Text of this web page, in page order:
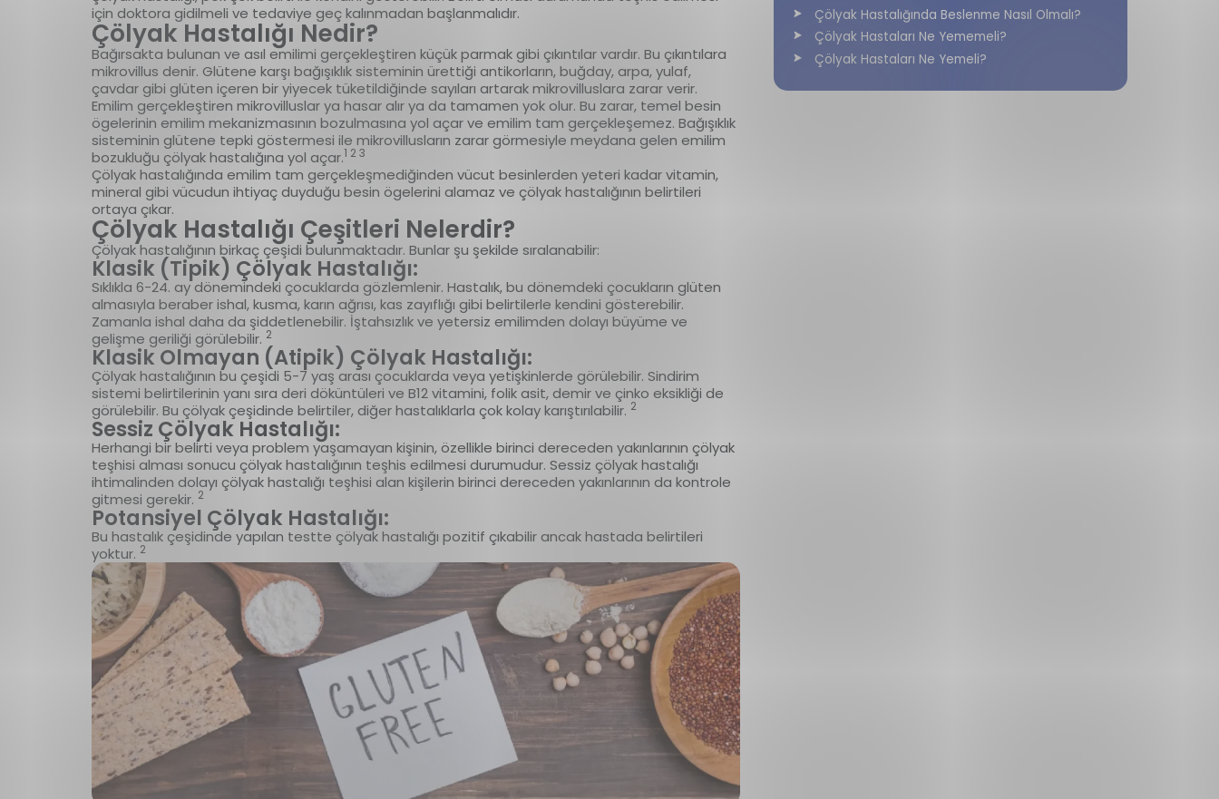
için doktora gidilmeli ve tedaviye geç kalınmadan başlanmalıdır.
Çölyak Hastalığı Nedir?
Bağırsakta bulunan ve asıl emilimi gerçekleştiren küçük parmak gibi çıkıntılar vardır. Bu çıkıntılara
mikrovillus denir. Glütene karşı bağışıklık sisteminin ürettiği antikorların, buğday, arpa, yulaf,
çavdar gibi glüten içeren bir yiyecek tüketildiğinde sayıları artarak mikrovilluslara zarar verir.
Emilim gerçekleştiren mikrovilluslar ya hasar alır ya da tamamen yok olur. Bu zarar, temel besin
ögelerinin emilim mekanizmasının bozulmasına yol açar ve emilim tam gerçekleşemez. Bağışıklık
sisteminin glütene tepki göstermesi ile mikrovillusların zarar görmesiyle meydana gelen emilim
bozukluğu çölyak hastalığına yol açar.1 2 3
Çölyak hastalığında emilim tam gerçekleşmediğinden vücut besinlerden yeteri kadar vitamin,
mineral gibi vücudun ihtiyaç duyduğu besin ögelerini alamaz ve çölyak hastalığının belirtileri
ortaya çıkar.
Çölyak Hastalığı Çeşitleri Nelerdir?
Çölyak hastalığının birkaç çeşidi bulunmaktadır. Bunlar şu şekilde sıralanabilir:
Klasik (Tipik) Çölyak Hastalığı:
Sıklıkla 6-24. ay dönemindeki çocuklarda gözlemlenir. Hastalık, bu dönemdeki çocukların glüten
almasıyla beraber ishal, kusma, karın ağrısı, kas zayıflığı gibi belirtilerle kendini gösterebilir.
Zamanla ishal daha da şiddetlenebilir. İştahsızlık ve yetersiz emilimden dolayı büyüme ve
gelişme geriliği görülebilir. 2
Klasik Olmayan (Atipik) Çölyak Hastalığı:
Çölyak hastalığının bu çeşidi 5-7 yaş arası çocuklarda veya yetişkinlerde görülebilir. Sindirim
sistemi belirtilerinin yanı sıra deri döküntüleri ve B12 vitamini, folik asit, demir ve çinko eksikliği de
görülebilir. Bu çölyak çeşidinde belirtiler, diğer hastalıklarla çok kolay karıştırılabilir. 2
Sessiz Çölyak Hastalığı:
Herhangi bir belirti veya problem yaşamayan kişinin, özellikle birinci dereceden yakınlarının çölyak
teşhisi alması sonucu çölyak hastalığının teşhis edilmesi durumudur. Sessiz çölyak hastalığı
ihtimalinden dolayı çölyak hastalığı teşhisi alan kişilerin birinci dereceden yakınlarının da kontrole
gitmesi gerekir. 2
Potansiyel Çölyak Hastalığı:
Bu hastalık çeşidinde yapılan testte çölyak hastalığı pozitif çıkabilir ancak hastada belirtileri
yoktur. 2
Çölyak Hastalığında Beslenme Nasıl Olmalı?
Çölyak Hastaları Ne Yememeli?
Çölyak Hastaları Ne Yemeli?